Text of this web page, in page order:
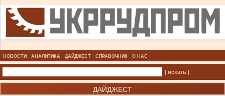
НОВОСТИ АНАЛИТИКА ДАЙДЖЕСТ СПРАВОЧНИК О НАС
| искать |
ДАЙДЖЕСТ